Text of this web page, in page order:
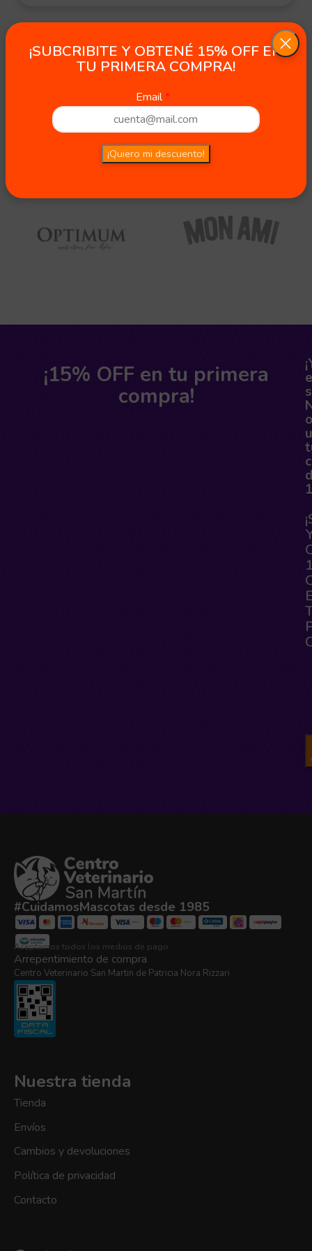
¡SUBCRIBITE Y OBTENÉ 15% OFF EN
TU PRIMERA COMPRA!
Email
¡Quiero mi descuento!
¡15% OFF en tu primera
compra!
#CuidamosMascotas desde 1985
Aceptamos todos los medios de pago
Arrepentimiento de compra
Centro Veterinario San Martin de Patricia Nora Rizzari
Nuestra tienda
Tienda
Envíos
Cambios y devoluciones
Política de privacidad
Contacto